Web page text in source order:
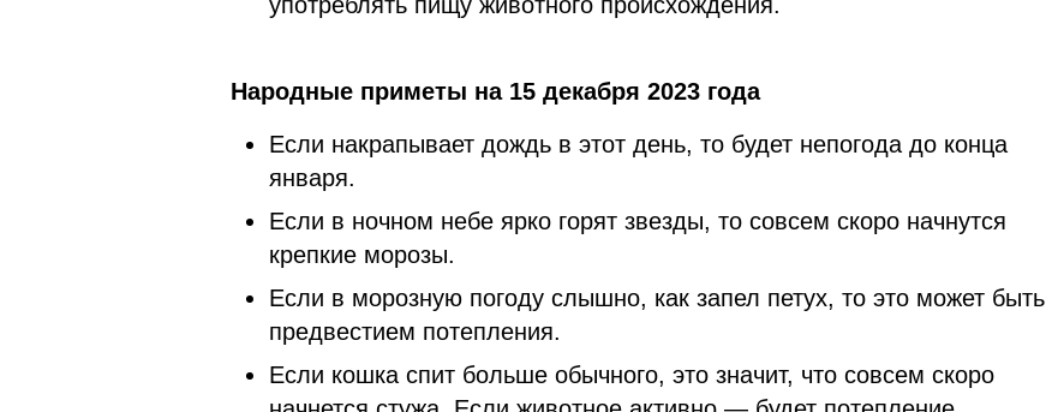
Народные приметы на 15 декабря 2023 года
Если накрапывает дождь в этот день, то будет непогода до конца
января.
Если в ночном небе ярко горят звезды, то совсем скоро начнутся
крепкие морозы.
Если в морозную погоду слышно, как запел петух, то это может быть
предвестием потепления.
Если кошка спит больше обычного, это значит, что совсем скоро